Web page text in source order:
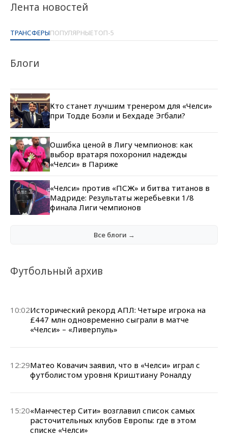
Лента новостей
ТРАНСФЕРЫПОПУЛЯРНЫЕТОП-5
Блоги
Кто станет лучшим тренером для «Челси»
при Тодде Боэли и Бехдаде Эгбали?
Ошибка ценой в Лигу чемпионов: как
выбор вратаря похоронил надежды
«Челси» в Париже
«Челси» против «ПСЖ» и битва титанов в
Мадриде: Результаты жеребьевки 1/8
финала Лиги чемпионов
Все блоги →
Футбольный архив
10:02Исторический рекорд АПЛ: Четыре игрока на
£447 млн одновременно сыграли в матче
«Челси» – «Ливерпуль»
12:29Матео Ковачич заявил, что в «Челси» играл с
футболистом уровня Криштиану Роналду
15:20«Манчестер Сити» возглавил список самых
расточительных клубов Европы: где в этом
списке «Челси»